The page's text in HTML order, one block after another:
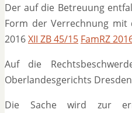
Der auf die Betreuung
Form der Verrechnung mit
2016XII ZB 45/15 FamRZ
Auf die
Oberlandesgerichts
Die Sache wird zur